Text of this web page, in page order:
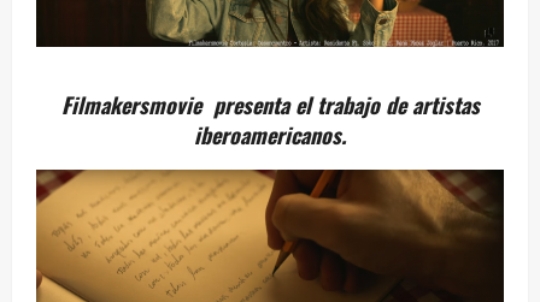
Filmakersmovie presenta el trabajo de artistas
iberoamericanos.